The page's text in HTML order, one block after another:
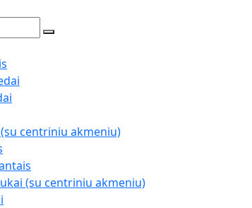
centriniu akmeniu)
(su centriniu akmeniu)